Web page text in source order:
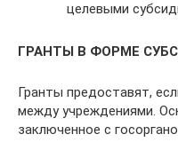
целевыми
ГРАНТЫ В ФОРМЕ
Гранты предоставят,
между учреждениями.
заключенное с